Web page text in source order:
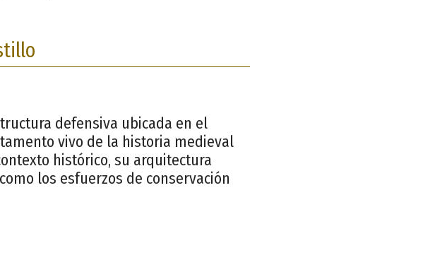
defensiva ubicada en el
vivo de la historia medieval
histórico, su arquitectura
los esfuerzos de conservación